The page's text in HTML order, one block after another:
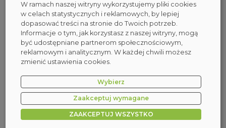
odpowiedź. Buduje to zaufanie u odbiorców, którzy czują się
potraktowani priorytetowo i dostają odpowiedź w z góry
określonym, czyli najczęściej przyjaznym tonie. Osobista
kontrola chroni firmę przed wpadkami i daje gwarancję, że
algorytm nie obieca kupującemu zwrotu pieniędzy, który
naruszałby wewnętrzny regulamin.
skomplikowanymi, nietypowymi problemami, które wymagają
nieszablonowego myślenia.
Jeśli Twoja organizacja chce pójść krok dalej i uporządkować
powtarzalne procesy z pomocą sztucznej inteligencji, warto
W ramach naszej witryny wykorzystujemy pliki cookies
w celach statystycznych i reklamowych, by lepiej
dopasować treści na stronie do Twoich potrzeb.
Informacje o tym, jak korzystasz z naszej witryny, mogą
być udostępniane partnerom społecznościowym,
reklamowym i analitycznym. W każdej chwili możesz
zmienić ustawienia cookies.
Wybierz
Zaakceptuj wymagane
ZAAKCEPTUJ WSZYSTKO